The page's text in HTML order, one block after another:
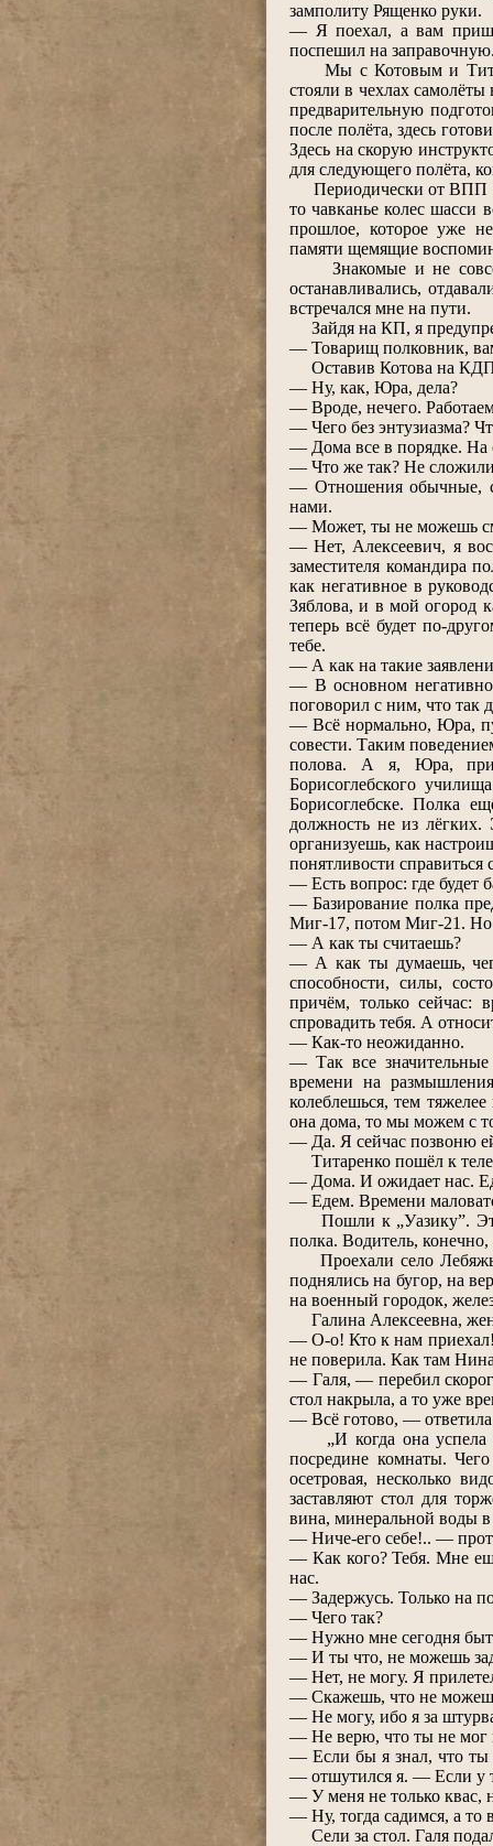
замполиту Рященко руки.
― Я поехал, а вам
поспешил на
Мы с Котовым и
стояли в чехлах
предварительную
после полёта, здесь
Здесь на скорую
для следующего полёта,
Периодически от ВПП
то чавканье колес шасси
прошлое, которое уже
памяти щемящие
Знакомые и не совсем
останавливались,
встречался мне на пути.
Зайдя на КП, я
― Товарищ полковник,
Оставив Котова на КДП,
― Ну, как, Юра, дела?
― Вроде, нечего.
― Чего без энтузиазма?
― Дома все в порядке. На
― Что же так? Не
― Отношения обычные,
нами.
― Может, ты не можешь
― Нет, Алексеевич, я
заместителя командира
как негативное в
Зяблова, и в мой огород
теперь всё будет по-
тебе.
― А как на такие
― В основном
поговорил с ним, что так
― Всё нормально, Юра,
совести. Таким
полова. А я, Юра,
Борисоглебского
Борисоглебске. Полка
должность не из
организуешь, как
понятливости
― Есть вопрос: где будет
― Базирование полка
Миг-17, потом Миг-21. Но
― А как ты считаешь?
― А как ты думаешь,
способности, силы,
причём, только сейчас:
спровадить тебя. А
― Как-то неожиданно.
― Так все
времени на
колеблешься, тем
она дома, то мы можем с
― Да. Я сейчас позвоню
Титаренко пошёл к
― Дома. И ожидает нас.
― Едем. Времени
Пошли к „Уазику”. Это
полка. Водитель,
Проехали село
поднялись на бугор, на
на военный городок,
Галина Алексеевна,
― О-о! Кто к нам
не поверила. Как там
― Галя, ― перебил
стол накрыла, а то уже
― Всё готово, ―
„И когда она успела
посредине комнаты.
осетровая, несколько
заставляют стол для
вина, минеральной воды в
― Ниче-его себе!.. ―
― Как кого? Тебя. Мне
нас.
― Задержусь. Только на
― Чего так?
― Нужно мне сегодня
― И ты что, не можешь
― Нет, не могу. Я
― Скажешь, что не
― Не могу, ибо я за
― Не верю, что ты не мог
― Если бы я знал, что ты
― отшутился я. ― Если у
― У меня не только квас,
― Ну, тогда садимся, а то
Сели за стол. Галя